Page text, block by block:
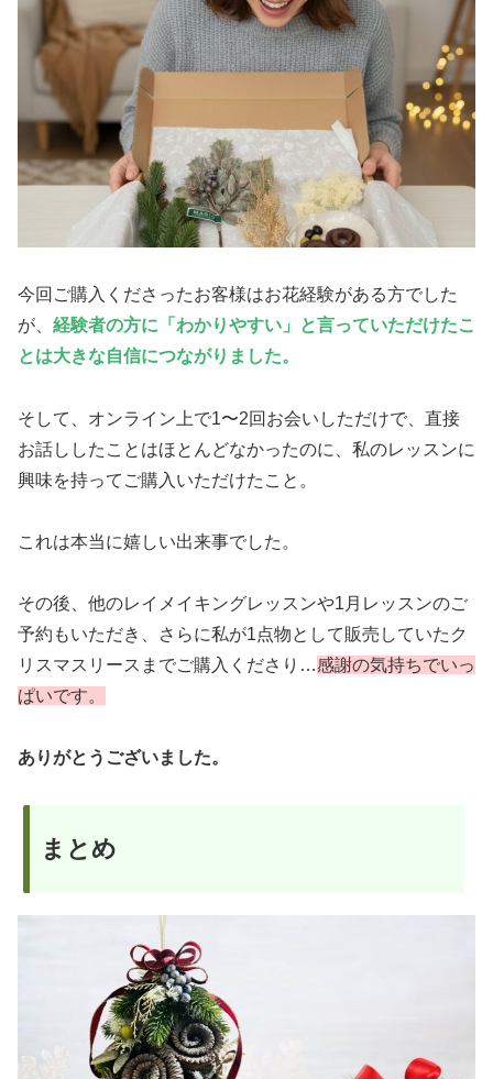
今回ご購入くださったお客様はお花経験がある方でした
が、 経験者の方に「わかりやすい」と言っていただけたこ
とは大きな自信につながりました。
そして、オンライン上で1〜2回お会いしただけで、直接
お話ししたことはほとんどなかったのに、私のレッスンに
興味を持ってご購入いただけたこと。
これは本当に嬉しい出来事でした。
その後、他のレイメイキングレッスンや1月レッスンのご
予約もいただき、さらに私が1点物として販売していたク
リスマスリースまでご購入くださり…感謝の気持ちでいっ
ぱいです。
ありがとうございました。
まとめ